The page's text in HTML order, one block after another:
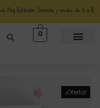
Paq Estándar Domicilio y envíos de 3 a 5
0
¡Oferta!